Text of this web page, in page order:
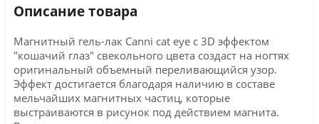
Описание товара
Магнитный гель-лак Canni cat eye с 3D эффектом
"кошачий глаз" свекольного цвета создаст на ногтях
оригинальный объемный переливающийся узор.
Эффект достигается благодаря наличию в составе
мельчайших магнитных частиц, которые
выстраиваются в рисунок под действием магнита.